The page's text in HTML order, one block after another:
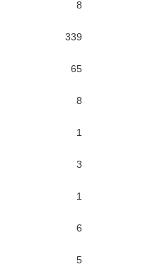
8
339
65
8
1
3
1
6
5